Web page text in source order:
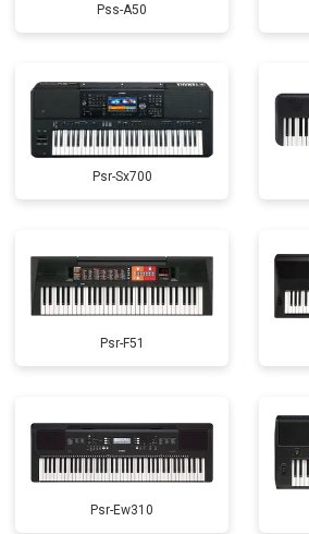
Pss-A50
Psr-Sx700
Psr-F51
Psr-Ew310